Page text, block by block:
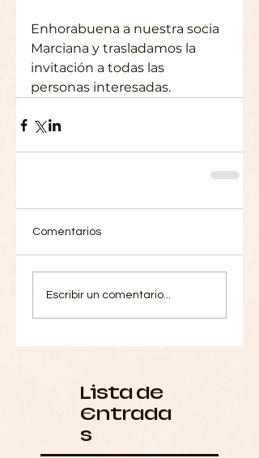
Enhorabuena a nuestra socia
Marciana y trasladamos la
invitación a todas las
personas interesadas.
Comentarios
Escribir un comentario...
Lista de
Entrada
s